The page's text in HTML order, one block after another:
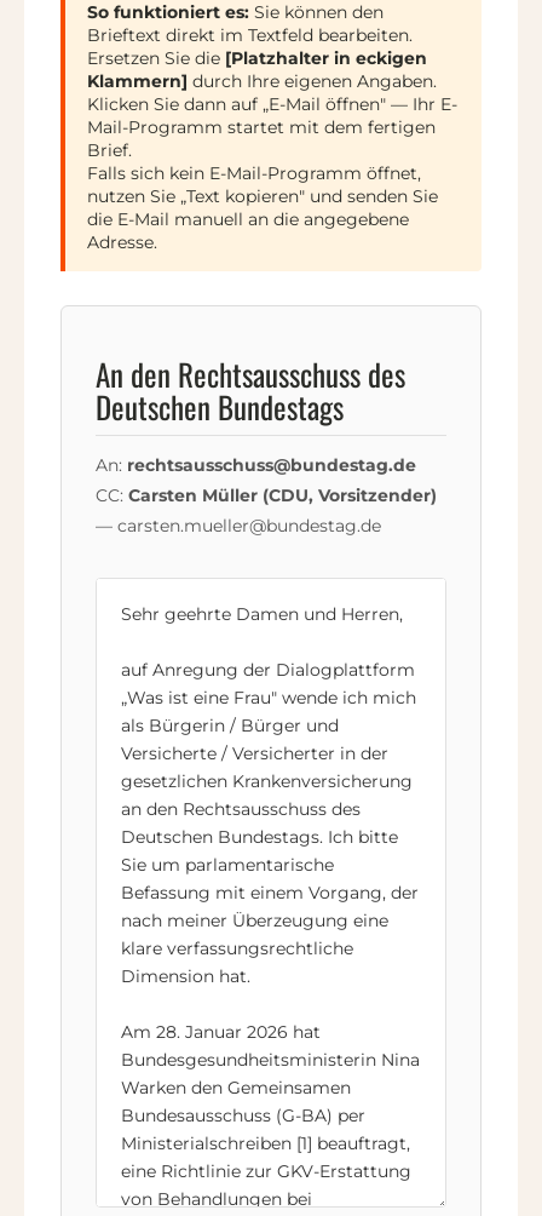
So funktioniert es: Sie können den
Brieftext direkt im Textfeld bearbeiten.
Ersetzen Sie die [Platzhalter in eckigen
Klammern] durch Ihre eigenen Angaben.
Klicken Sie dann auf „E-Mail öffnen" — Ihr E-
Mail-Programm startet mit dem fertigen
Brief.
Falls sich kein E-Mail-Programm öffnet,
nutzen Sie „Text kopieren" und senden Sie
die E-Mail manuell an die angegebene
Adresse.
An den Rechtsausschuss des
Deutschen Bundestags
An: rechtsausschuss@bundestag.de
CC: Carsten Müller (CDU, Vorsitzender)
— carsten.mueller@bundestag.de